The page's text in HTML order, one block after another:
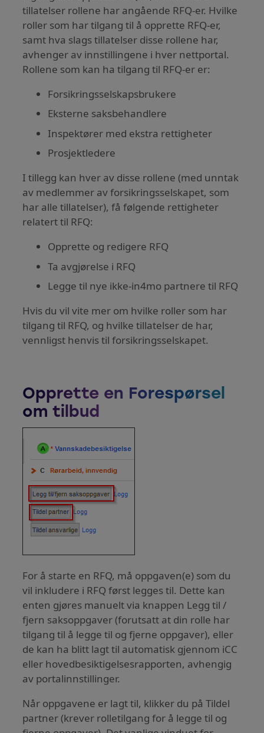
tillatelser rollene har angående RFQ-er. Hvilke
roller som har tilgang til å opprette RFQ-er,
samt hva slags tillatelser disse rollene har,
avhenger av innstillingene i hver nettportal.
Rollene som kan ha tilgang til RFQ-er er:
Forsikringsselskapsbrukere
Eksterne saksbehandlere
Inspektører med ekstra rettigheter
Prosjektledere
I tillegg kan hver av disse rollene (med unntak
av medlemmer av forsikringsselskapet, som
har alle tillatelser), få ​​følgende rettigheter
relatert til RFQ:
Opprette og redigere RFQ
Ta avgjørelse i RFQ
Legge til nye ikke-in4mo partnere til RFQ
Hvis du vil vite mer om hvilke roller som har
tilgang til RFQ, og hvilke tillatelser de har,
vennligst henvis til forsikringsselskapet.
Opprette en Forespørsel
om tilbud
For å starte en RFQ, må oppgaven(e) som du
vil inkludere i RFQ først legges til. Dette kan
enten gjøres manuelt via knappen Legg til /
fjern saksoppgaver (forutsatt at din rolle har
tilgang til å legge til og fjerne oppgaver), eller
de kan ha blitt lagt til automatisk gjennom iCC
eller hovedbesiktigelsesrapporten, avhengig
av portalinnstillinger.
Når oppgavene er lagt til, klikker du på Tildel
partner (krever rolletilgang for å legge til og